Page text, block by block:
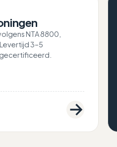
NTA 8800,
3–5